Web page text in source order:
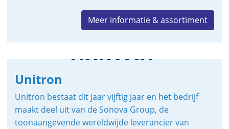
Meer informatie & assortiment
Unitron
Unitron bestaat dit jaar vijftig jaar en het bedrijf
maakt deel uit van de Sonova Group, de
toonaangevende wereldwijde leverancier van